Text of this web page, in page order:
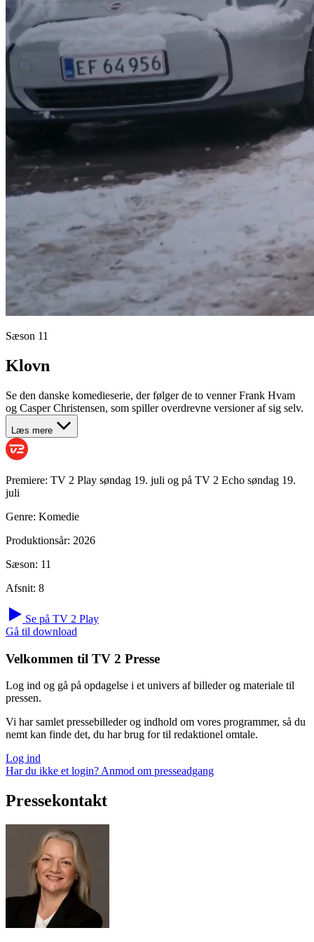
Sæson 11
Klovn
Se den danske komedieserie, der følger de to venner Frank Hvam
og Casper Christensen, som spiller overdrevne versioner af sig selv.
Læs mere
Premiere: TV 2 Play søndag 19. juli og på TV 2 Echo søndag 19.
juli
Genre: Komedie
Produktionsår: 2026
Sæson: 11
Afsnit: 8
Se på TV 2 Play
Gå til download
Velkommen til TV 2 Presse
Log ind og gå på opdagelse i et univers af billeder og materiale til
pressen.
Vi har samlet pressebilleder og indhold om vores programmer, så du
nemt kan finde det, du har brug for til redaktionel omtale.
Log ind
Har du ikke et login? Anmod om presseadgang
Pressekontakt